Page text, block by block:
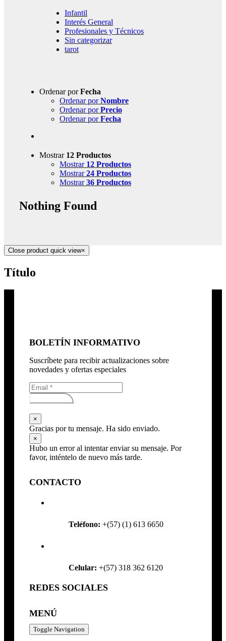
Infantil
Interés General
Profesionales y Técnicos
Sin categorizar
tarot
Ordenar porFecha
Ordenar porNombre
Ordenar porPrecio
Ordenar porFecha
Mostrar 12 Productos
Mostrar 12 Productos
Mostrar24 Productos
Mostrar36 Productos
Nothing Found
Close product quick view×
Título
BOLETÍN INFORMATIVO
Suscríbete para recibir actualizaciones sobre
novedades y ofertas especiales
Subscribirse
×
Gracias por tu mensaje. Ha sido enviado.
×
Hubo un error al intentar enviar su mensaje. Por
favor, inténtelo de nuevo más tarde.
CONTACTO
Teléfono: +(57) (1) 613 6650
Celular: +(57) 318 362 6120
REDES SOCIALES
MENÚ
Toggle Navigation